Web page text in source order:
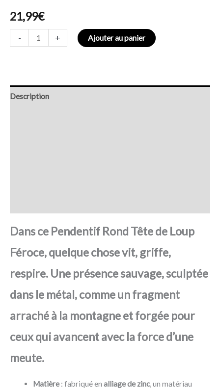
21,99€
- + Ajouter au panier
Description
Dans ce Pendentif Rond Tête de Loup
Féroce, quelque chose vit, griffe,
respire. Une présence sauvage, sculptée
dans le métal, comme un fragment
arraché à la montagne et forgée pour
ceux qui avancent avec la force d’une
meute.
Matière: fabriqué en alliage de zinc, un matériau